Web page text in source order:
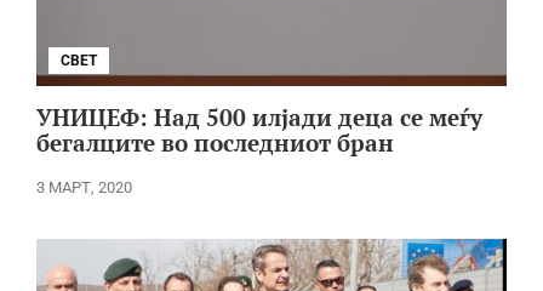
СВЕТ
УНИЦЕФ: Над 500 илјади деца се меѓу
бегалците во последниот бран
3 МАРТ, 2020